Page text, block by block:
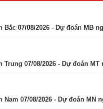
Bắc 07/08/2026 - Dự đoán MB
Trung 07/08/2026 - Dự đoán MT
Nam 07/08/2026 - Dự đoán MN